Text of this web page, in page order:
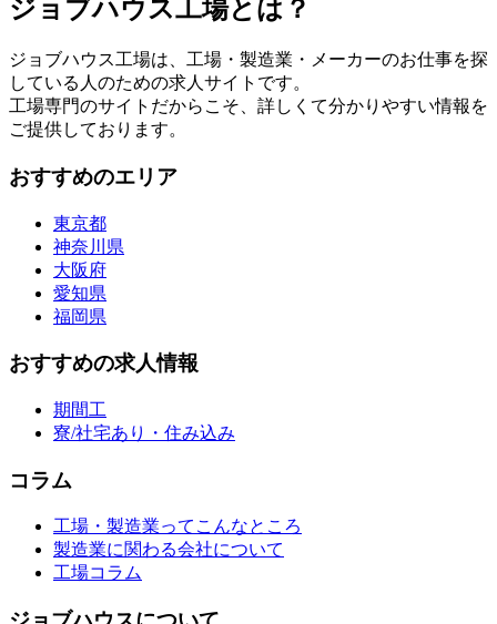
ジョブハウス工場とは？
ジョブハウス工場は、工場・製造業・メーカーのお仕事を探
している人のための求人サイトです。
工場専門のサイトだからこそ、詳しくて分かりやすい情報を
ご提供しております。
おすすめのエリア
東京都
神奈川県
大阪府
愛知県
福岡県
おすすめの求人情報
期間工
寮/社宅あり・住み込み
コラム
工場・製造業ってこんなところ
製造業に関わる会社について
工場コラム